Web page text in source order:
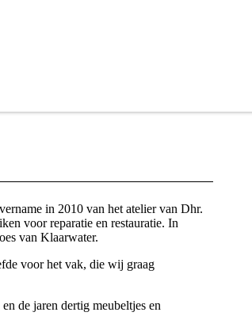
in 2010 van het atelier van Dhr.
voor reparatie en restauratie. In
van Klaarwater.
voor het vak, die wij graag
de jaren dertig meubeltjes en